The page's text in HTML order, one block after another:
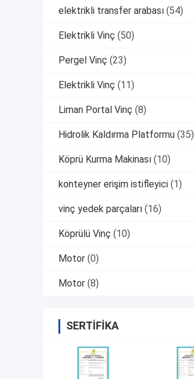
elektrikli transfer arabası (54)
Elektrikli Vinç (50)
Pergel Vinç (23)
Elektrikli Vinç (11)
Liman Portal Vinç (8)
Hidrolik Kaldırma Platformu (35)
Köprü Kurma Makinası (10)
konteyner erişim istifleyici (1)
vinç yedek parçaları (16)
Köprülü Vinç (10)
Motor (0)
Motor (8)
SERTIFIKA